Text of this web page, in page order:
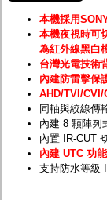
本機採用
本機夜視時可
為紅外線黑白
台灣光電技術
內建防雷擊保
AHD/TVI/CVI/
同軸與絞線傳
內建 8 顆陣列
內置 IR-CUT
內建 UTC 功
支持防水等級